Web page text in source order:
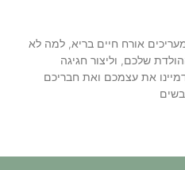
אורח חיים בריא, למה לא
שלכם, וליצור חגיגה
את עצמכם ואת חבריכם